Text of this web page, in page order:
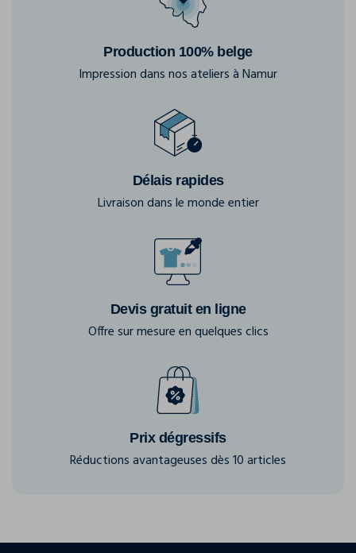
Production 100% belge
Impression dans nos ateliers à Namur
Délais rapides
Livraison dans le monde entier
Devis gratuit en ligne
Offre sur mesure en quelques clics
Prix dégressifs
Réductions avantageuses dès 10 articles